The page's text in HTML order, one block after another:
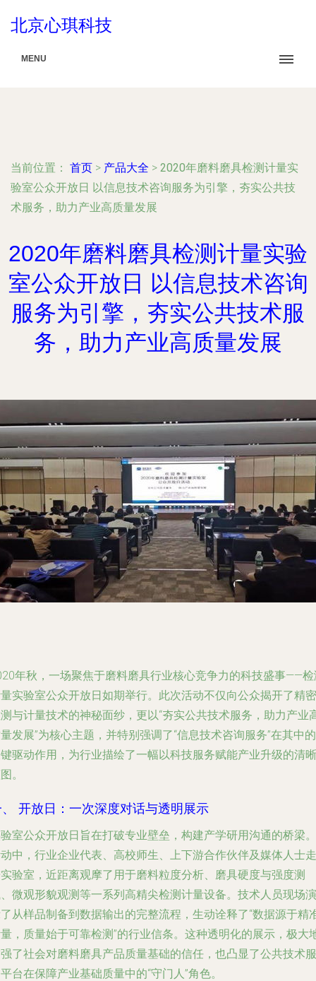
北京心琪科技
MENU
当前位置： 首页 > 产品大全 > 2020年磨料磨具检测计量实
验室公众开放日 以信息技术咨询服务为引擎，夯实公共技
术服务，助力产业高质量发展
2020年磨料磨具检测计量实验
室公众开放日 以信息技术咨询
服务为引擎，夯实公共技术服
务，助力产业高质量发展
年秋，一场聚焦于磨料磨具行业核心竞争力的科技盛事——检
实验室公众开放日如期举行。此次活动不仅向公众揭开了精密
与计量技术的神秘面纱，更以“夯实公共技术服务，助力产业
发展”为核心主题，并特别强调了“信息技术咨询服务”在其中的
驱动作用，为行业描绘了一幅以科技服务赋能产业升级的清晰
。
开放日：一次深度对话与透明展示
室公众开放日旨在打破专业壁垒，构建产学研用沟通的桥梁。
中，行业企业代表、高校师生、上下游合作伙伴及媒体人士走
验室，近距离观摩了用于磨料粒度分析、磨具硬度与强度测
微观形貌观测等一系列高精尖检测计量设备。技术人员现场演
从样品制备到数据输出的完整流程，生动诠释了“数据源于精
，质量始于可靠检测”的行业信条。这种透明化的展示，极大
了社会对磨料磨具产品质量基础的信任，也凸显了公共技术服
台在保障产业基础质量中的“守门人”角色。